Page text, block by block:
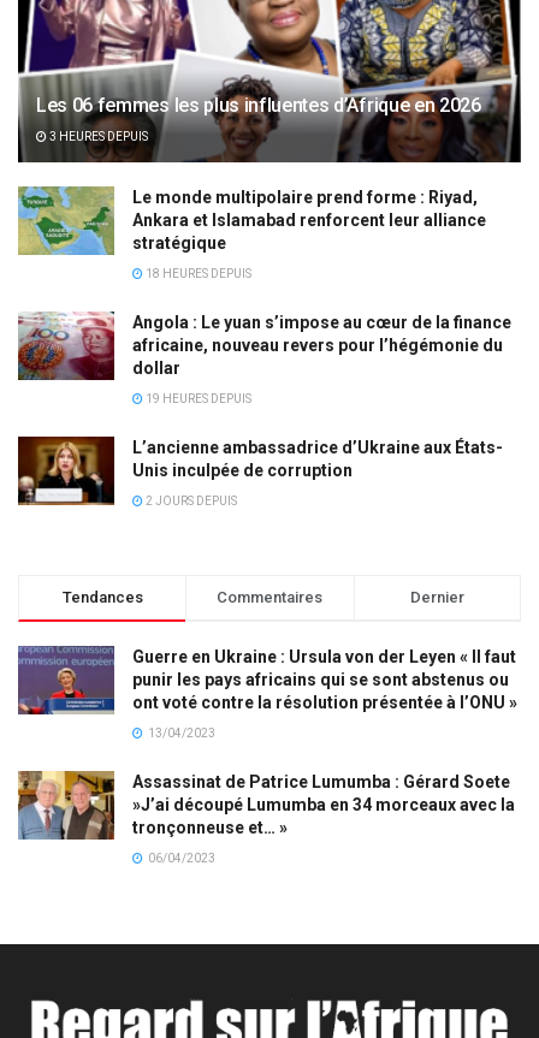
Les 06 femmes les plus influentes d’Afrique en 2026
3 HEURES DEPUIS
Le monde multipolaire prend forme : Riyad,
Ankara et Islamabad renforcent leur alliance
stratégique
18 HEURES DEPUIS
Angola : Le yuan s’impose au cœur de la finance
africaine, nouveau revers pour l’hégémonie du
dollar
19 HEURES DEPUIS
L’ancienne ambassadrice d’Ukraine aux États-
Unis inculpée de corruption
2 JOURS DEPUIS
Tendances Commentaires Dernier
Guerre en Ukraine : Ursula von der Leyen « Il faut
punir les pays africains qui se sont abstenus ou
ont voté contre la résolution présentée à l’ONU »
13/04/2023
Assassinat de Patrice Lumumba : Gérard Soete
»J’ai découpé Lumumba en 34 morceaux avec la
tronçonneuse et… »
06/04/2023